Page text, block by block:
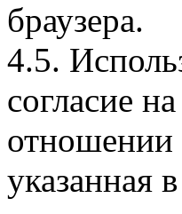
браузера.
4.5.
согласие
отношении
указанная